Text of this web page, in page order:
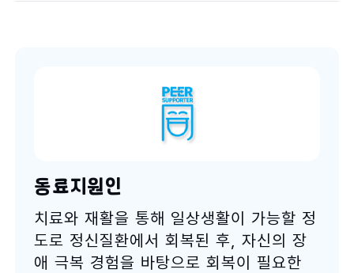
동료지원인
치료와 재활을 통해 일상생활이 가능할 정
도로 정신질환에서 회복된 후, 자신의 장
애 극복 경험을 바탕으로 회복이 필요한